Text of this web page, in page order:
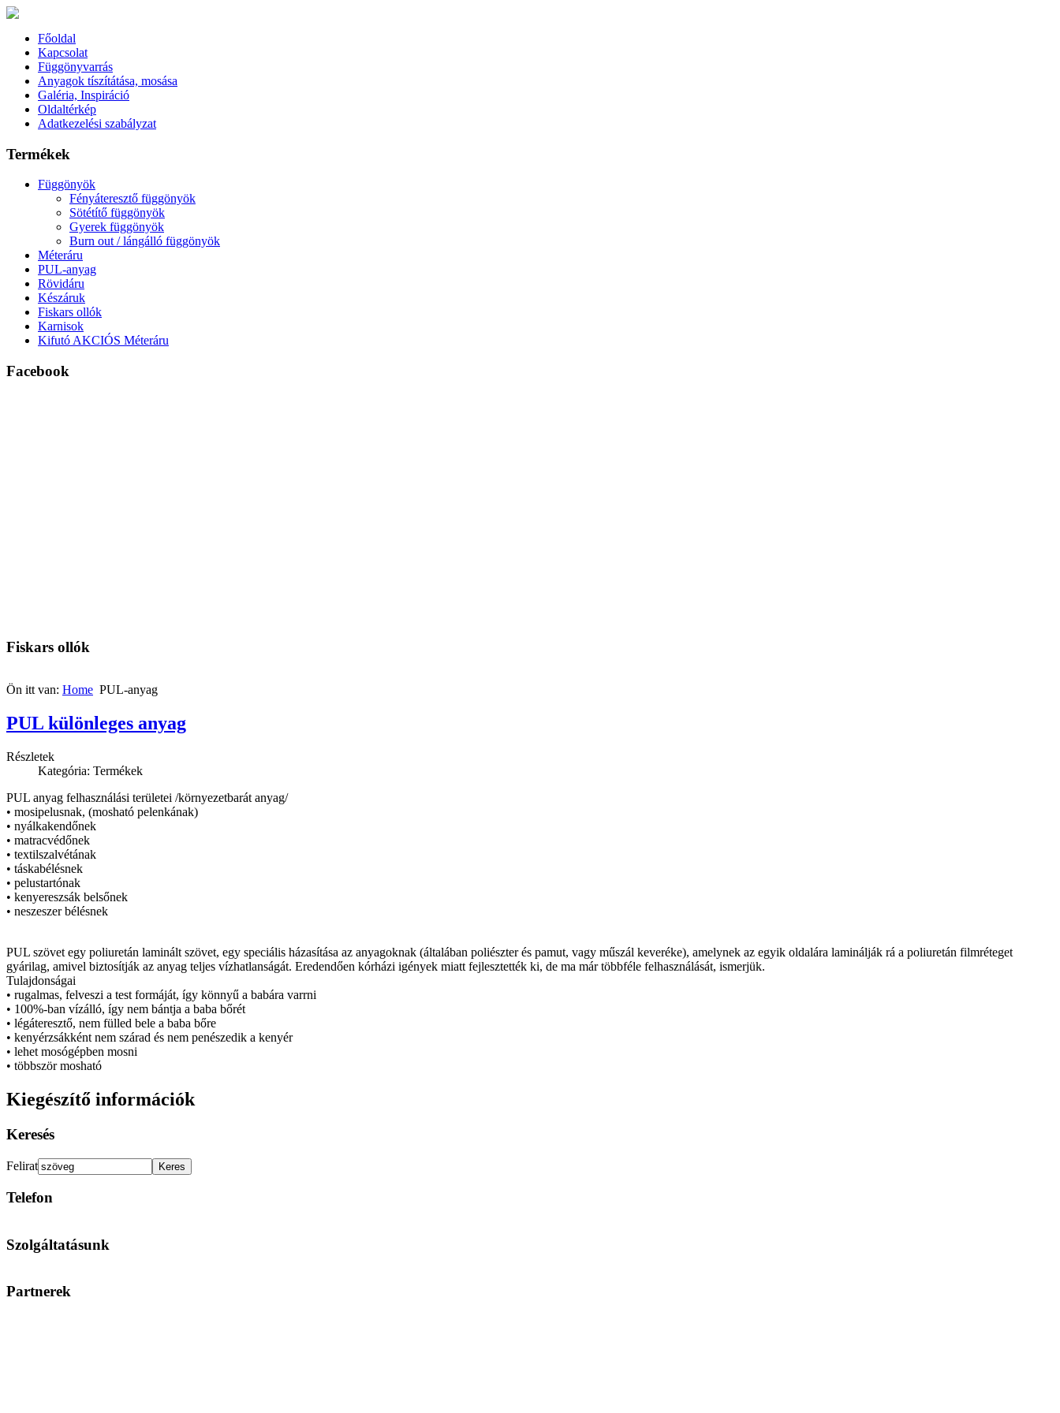
Főoldal
Kapcsolat
Függönyvarrás
Anyagok tíszítátása, mosása
Galéria, Inspiráció
Oldaltérkép
Adatkezelési szabályzat
Termékek
Függönyök
Fényáteresztő függönyök
Sötétítő függönyök
Gyerek függönyök
Burn out / lángálló függönyök
Méteráru
PUL-anyag
Rövidáru
Készáruk
Fiskars ollók
Karnisok
Kifutó AKCIÓS Méteráru
Facebook
Fiskars ollók
Ön itt van: Home PUL-anyag
PUL különleges anyag
Részletek
Kategória: Termékek
PUL anyag felhasználási területei /környezetbarát anyag/
• mosipelusnak, (mosható pelenkának)
• nyálkakendőnek
• matracvédőnek
• textilszalvétának
• táskabélésnek
• pelustartónak
• kenyereszsák belsőnek
• neszeszer bélésnek
PUL szövet egy poliuretán laminált szövet, egy speciális házasítása az anyagoknak (általában poliészter és pamut, vagy műszál keveréke), amelynek az egyik oldalára laminálják rá a poliuretán filmréteget
gyárilag, amivel biztosítják az anyag teljes vízhatlanságát. Eredendően kórházi igények miatt fejlesztették ki, de ma már többféle felhasználását, ismerjük.
Tulajdonságai
• rugalmas, felveszi a test formáját, így könnyű a babára varrni
• 100%-ban vízálló, így nem bántja a baba bőrét
• légáteresztő, nem fülled bele a baba bőre
• kenyérzsákként nem szárad és nem penészedik a kenyér
• lehet mosógépben mosni
• többször mosható
Kiegészítő információk
Keresés
Felirat
Telefon
Szolgáltatásunk
Partnerek